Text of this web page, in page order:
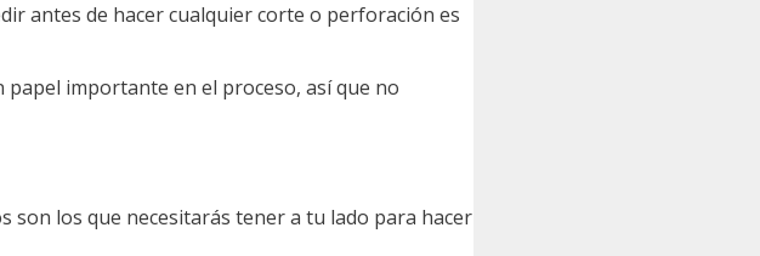
antes de hacer cualquier corte o perforación es
importante en el proceso, así que no
son los que necesitarás tener a tu lado para hacer